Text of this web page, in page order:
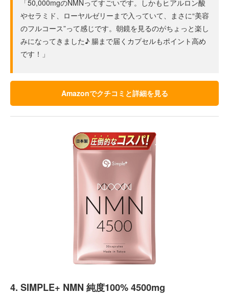
「50,000mgのNMNってすごいです。しかもヒアルロン酸
やセラミド、ローヤルゼリーまで入っていて、まさに“美容
のフルコース”って感じです。朝鏡を見るのがちょっと楽し
みになってきました♪ 腸まで届くカプセルもポイント高め
です！」
Amazonでクチコミと詳細を見る
4. SIMPLE+ NMN 純度100% 4500mg